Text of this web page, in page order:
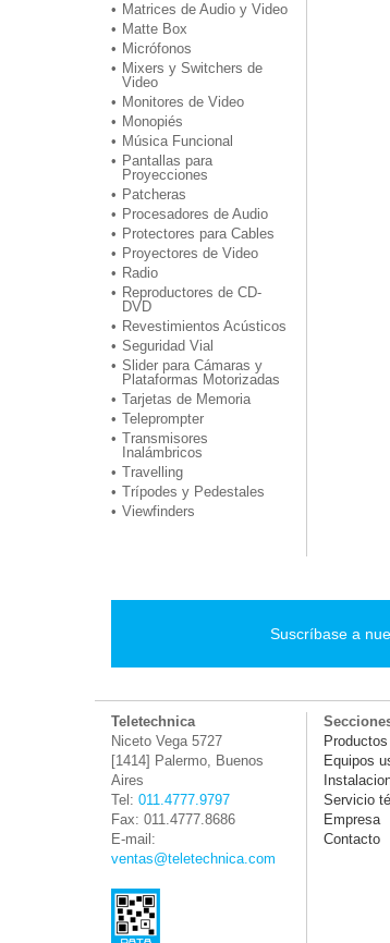
Matrices de Audio y Video
Matte Box
Micrófonos
Mixers y Switchers de
Video
Monitores de Video
Monopiés
Música Funcional
Pantallas para
Proyecciones
Patcheras
Procesadores de Audio
Protectores para Cables
Proyectores de Video
Radio
Reproductores de CD-
DVD
Revestimientos Acústicos
Seguridad Vial
Slider para Cámaras y
Plataformas Motorizadas
Tarjetas de Memoria
Teleprompter
Transmisores
Inalámbricos
Travelling
Trípodes y Pedestales
Viewfinders
Suscríbase a
Teletechnica
Niceto Vega 5727
[1414] Palermo, Buenos
Aires
Tel: 011.4777.9797
Fax: 011.4777.8686
E-mail:
ventas@teletechnica.com
Equipos
Servicio
Empresa
Contacto